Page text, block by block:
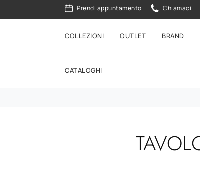
Prendi appuntamento Chiamaci
COLLEZIONI OUTLET BRAND
CATALOGHI